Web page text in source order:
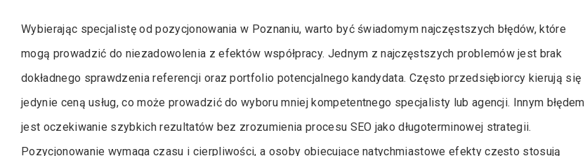
Wybierając specjalistę od pozycjonowania w Poznaniu, warto być świadomym najczęstszych błędów, które
mogą prowadzić do niezadowolenia z efektów współpracy. Jednym z najczęstszych problemów jest brak
dokładnego sprawdzenia referencji oraz portfolio potencjalnego kandydata. Często przedsiębiorcy kierują się
jedynie ceną usług, co może prowadzić do wyboru mniej kompetentnego specjalisty lub agencji. Innym błędem
jest oczekiwanie szybkich rezultatów bez zrozumienia procesu SEO jako długoterminowej strategii.
Pozycjonowanie wymaga czasu i cierpliwości, a osoby obiecujące natychmiastowe efekty często stosują